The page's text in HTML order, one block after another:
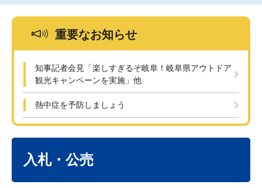
重要なお知らせ
知事記者会見「楽しすぎるぞ岐阜！岐阜県アウトドア
観光キャンペーンを実施」他
熱中症を予防しましょう
入札・公売